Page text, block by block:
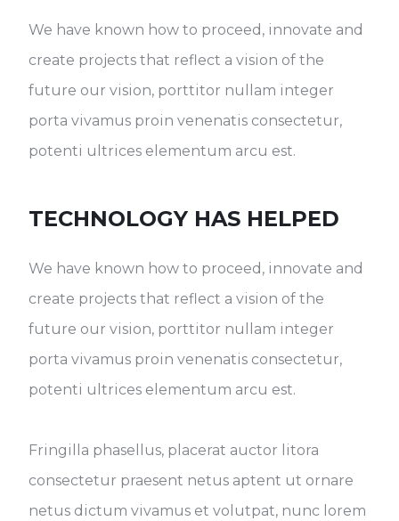
We have known how to proceed, innovate and
create projects that reflect a vision of the
future our vision, porttitor nullam integer
porta vivamus proin venenatis consectetur,
potenti ultrices elementum arcu est.
TECHNOLOGY HAS HELPED
We have known how to proceed, innovate and
create projects that reflect a vision of the
future our vision, porttitor nullam integer
porta vivamus proin venenatis consectetur,
potenti ultrices elementum arcu est.
Fringilla phasellus, placerat auctor litora
consectetur praesent netus aptent ut ornare
netus dictum vivamus et volutpat, nunc lorem